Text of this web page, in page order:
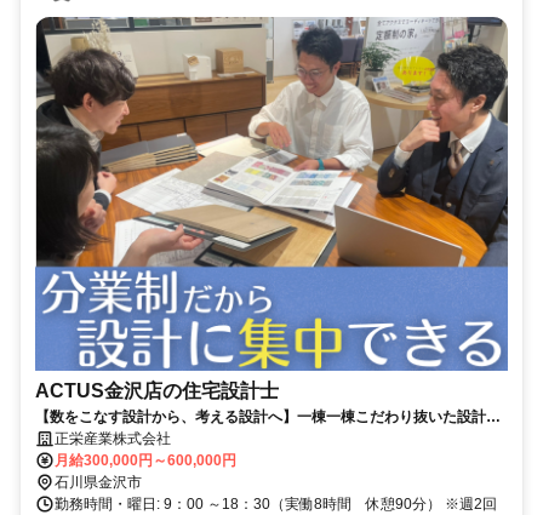
ACTUS金沢店の住宅設計士
【数をこなす設計から、考える設計へ】一棟一棟こだわり抜いた設計で
表現力やスキルを活かす！｜30･40代平均年収700万円
正栄産業株式会社
月給300,000円～600,000円
石川県金沢市
勤務時間・曜日: 9：00 ～18：30（実働8時間 休憩90分） ※週2回